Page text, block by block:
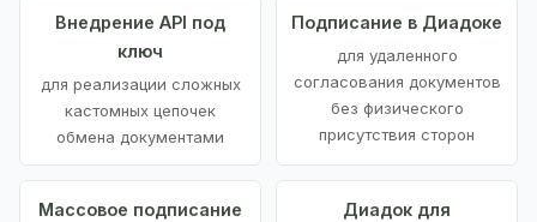
Внедрение API под
ключ
для реализации сложных
кастомных цепочек
обмена документами
Подписание в Диадоке
для удаленного
согласования документов
без физического
присутствия сторон
Массовое подписание
Диадок для